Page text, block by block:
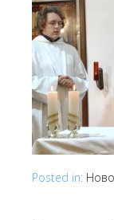
Posted in: